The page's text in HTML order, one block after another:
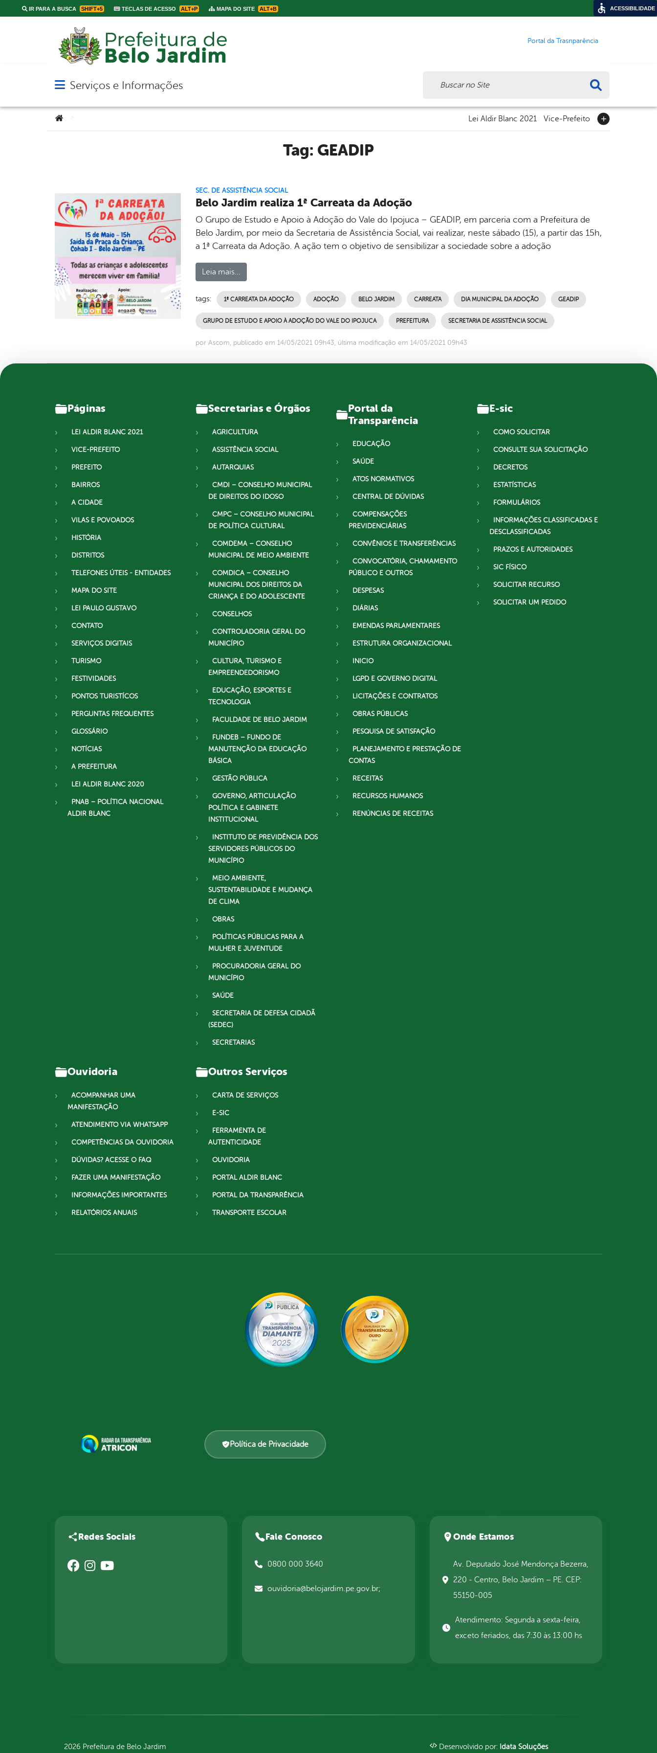
IR PARA A BUSCA SHIFT+5 TECLAS DE ACESSO ALT+P MAPA DO SITE ALT+B
Portal da Trasnparência
Abrir menu principal de navegação
Serviços e Informações
Você está aqui: Lei Aldir Blanc 2021 Vice-Prefeito
Tag: GEADIP
SEC. DE ASSISTÊNCIA SOCIAL
Belo Jardim realiza 1ª Carreata da Adoção
O Grupo de Estudo e Apoio à Adoção do Vale do Ipojuca – GEADIP, em parceria com a Prefeitura de
Belo Jardim, por meio da Secretaria de Assistência Social, vai realizar, neste sábado (15), a partir das 15h,
a 1ª Carreata da Adoção. A ação tem o objetivo de sensibilizar a sociedade sobre a adoção
Leia mais...
tags: 1ª CARREATA DA ADOÇÃO ADOÇÃO BELO JARDIM CARREATA DIA MUNICIPAL DA ADOÇÃO GEADIP
GRUPO DE ESTUDO E APOIO À ADOÇÃO DO VALE DO IPOJUCA PREFEITURA SECRETARIA DE ASSISTÊNCIA SOCIAL
por Ascom, publicado em 14/05/2021 09h43, última modificação em 14/05/2021 09h43
Páginas
LEI ALDIR BLANC 2021
VICE-PREFEITO
PREFEITO
BAIRROS
A CIDADE
VILAS E POVOADOS
HISTÓRIA
DISTRITOS
TELEFONES ÚTEIS - ENTIDADES
MAPA DO SITE
LEI PAULO GUSTAVO
CONTATO
SERVIÇOS DIGITAIS
TURISMO
FESTIVIDADES
PONTOS TURISTÍCOS
PERGUNTAS FREQUENTES
GLOSSÁRIO
NOTÍCIAS
A PREFEITURA
LEI ALDIR BLANC 2020
PNAB – POLÍTICA NACIONAL
ALDIR BLANC
Secretarias e Órgãos
AGRICULTURA
ASSISTÊNCIA SOCIAL
AUTARQUIAS
CMDI – CONSELHO MUNICIPAL
DE DIREITOS DO IDOSO
CMPC – CONSELHO MUNICIPAL
DE POLÍTICA CULTURAL
COMDEMA – CONSELHO
MUNICIPAL DE MEIO AMBIENTE
COMDICA – CONSELHO
MUNICIPAL DOS DIREITOS DA
CRIANÇA E DO ADOLESCENTE
CONSELHOS
CONTROLADORIA GERAL DO
MUNICÍPIO
CULTURA, TURISMO E
EMPREENDEDORISMO
EDUCAÇÃO, ESPORTES E
TECNOLOGIA
FACULDADE DE BELO JARDIM
FUNDEB – FUNDO DE
MANUTENÇÃO DA EDUCAÇÃO
BÁSICA
GESTÃO PÚBLICA
GOVERNO, ARTICULAÇÃO
POLÍTICA E GABINETE
INSTITUCIONAL
INSTITUTO DE PREVIDÊNCIA DOS
SERVIDORES PÚBLICOS DO
MUNICÍPIO
MEIO AMBIENTE,
SUSTENTABILIDADE E MUDANÇA
DE CLIMA
OBRAS
POLÍTICAS PÚBLICAS PARA A
MULHER E JUVENTUDE
PROCURADORIA GERAL DO
MUNICÍPIO
SAÚDE
SECRETARIA DE DEFESA CIDADÃ
(SEDEC)
SECRETARIAS
Portal da
Transparência
EDUCAÇÃO
SAÚDE
ATOS NORMATIVOS
CENTRAL DE DÚVIDAS
COMPENSAÇÕES
PREVIDENCIÁRIAS
CONVÊNIOS E TRANSFERÊNCIAS
CONVOCATÓRIA, CHAMAMENTO
PÚBLICO E OUTROS
DESPESAS
DIÁRIAS
EMENDAS PARLAMENTARES
ESTRUTURA ORGANIZACIONAL
INICIO
LGPD E GOVERNO DIGITAL
LICITAÇÕES E CONTRATOS
OBRAS PÚBLICAS
PESQUISA DE SATISFAÇÃO
PLANEJAMENTO E PRESTAÇÃO DE
CONTAS
RECEITAS
RECURSOS HUMANOS
RENÚNCIAS DE RECEITAS
E-sic
COMO SOLICITAR
CONSULTE SUA SOLICITAÇÃO
DECRETOS
ESTATÍSTICAS
FORMULÁRIOS
INFORMAÇÕES CLASSIFICADAS E
DESCLASSIFICADAS
PRAZOS E AUTORIDADES
SIC FÍSICO
SOLICITAR RECURSO
SOLICITAR UM PEDIDO
Ouvidoria
ACOMPANHAR UMA
MANIFESTAÇÃO
ATENDIMENTO VIA WHATSAPP
COMPETÊNCIAS DA OUVIDORIA
DÚVIDAS? ACESSE O FAQ
FAZER UMA MANIFESTAÇÃO
INFORMAÇÕES IMPORTANTES
RELATÓRIOS ANUAIS
Outros Serviços
CARTA DE SERVIÇOS
E-SIC
FERRAMENTA DE
AUTENTICIDADE
OUVIDORIA
PORTAL ALDIR BLANC
PORTAL DA TRANSPARÊNCIA
TRANSPORTE ESCOLAR
Política de Privacidade
Redes Sociais Fale Conosco
0800 000 3640
ouvidoria@belojardim.pe.gov.br;
Onde Estamos
Av. Deputado José Mendonça Bezerra,
220 - Centro, Belo Jardim – PE. CEP:
55150-005
Atendimento: Segunda a sexta-feira,
exceto feriados, das 7:30 às 13:00 hs
2026 Prefeitura de Belo Jardim Desenvolvido por: Idata Soluções
ACESSIBILIDADE